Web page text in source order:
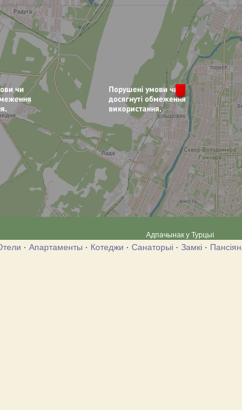
Адпачынак у Турцыі
· Апартаменты · Котеджи · Санаторыі· Замкі·